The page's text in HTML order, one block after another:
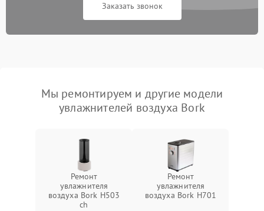
Заказать звонок
Мы ремонтируем и другие модели
увлажнителей воздуха Bork
Ремонт
увлажнителя
воздуха Bork H503
ch
Ремонт
увлажнителя
воздуха Bork H701